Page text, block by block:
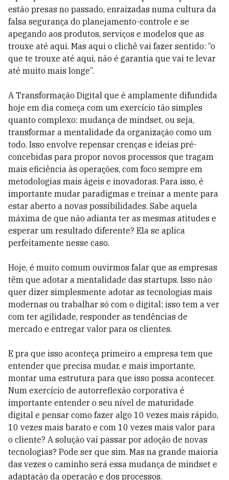
estão presas no passado, enraizadas numa cultura da
falsa segurança do planejamento-controle e se
apegando aos produtos, serviços e modelos que as
trouxe até aqui. Mas aqui o clichê vai fazer sentido: “o
que te trouxe até aqui, não é garantia que vai te levar
até muito mais longe”.
A Transformação Digital que é amplamente difundida
hoje em dia começa com um exercício tão simples
quanto complexo: mudança de mindset, ou seja,
transformar a mentalidade da organização como um
todo. Isso envolve repensar crenças e ideias pré-
concebidas para propor novos processos que tragam
mais eficiência às operações, com foco sempre em
metodologias mais ágeis e inovadoras. Para isso, é
importante mudar paradigmas e treinar a mente para
estar aberto a novas possibilidades. Sabe aquela
máxima de que não adianta ter as mesmas atitudes e
esperar um resultado diferente? Ela se aplica
perfeitamente nesse caso.
Hoje, é muito comum ouvirmos falar que as empresas
têm que adotar a mentalidade das startups. Isso não
quer dizer simplesmente adotar as tecnologias mais
modernas ou trabalhar só com o digital; isso tem a ver
com ter agilidade, responder as tendências de
mercado e entregar valor para os clientes.
E pra que isso aconteça primeiro a empresa tem que
entender que precisa mudar, e mais importante,
montar uma estrutura para que isso possa acontecer.
Num exercício de autorreflexão corporativa é
importante entender o seu nível de maturidade
digital e pensar como fazer algo 10 vezes mais rápido,
10 vezes mais barato e com 10 vezes mais valor para
o cliente? A solução vai passar por adoção de novas
tecnologias? Pode ser que sim. Mas na grande maioria
das vezes o caminho será essa mudança de mindset e
adaptação da operação e dos processos.